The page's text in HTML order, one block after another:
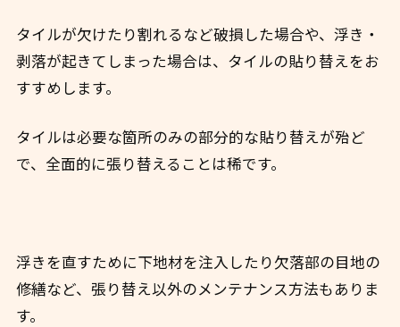
タイルが欠けたり割れるなど破損した場合や、浮き・
剥落が起きてしまった場合は、タイルの貼り替えをお
すすめします。
タイルは必要な箇所のみの部分的な貼り替えが殆ど
で、全面的に張り替えることは稀です。
浮きを直すために下地材を注入したり欠落部の目地の
修繕など、張り替え以外のメンテナンス方法もありま
す。